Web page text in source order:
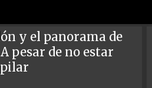
y el panorama de
pesar de no estar
pilar